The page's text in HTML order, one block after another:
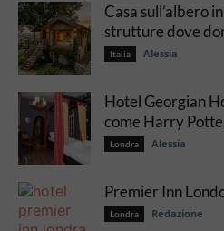
Casa sull’albero
strutture dove
Italia Alessia
Hotel Georgian
come Harry
Londra Alessia
Premier Inn
Londra Redazione